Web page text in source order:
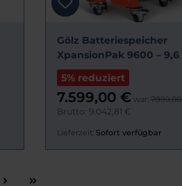
Gölz Batteriespeicher
XpansionPak 9600 –
5% reduziert
7.599,00 € war:
Brutto: 9.042,81 €
Lieferzeit: Sofort verfügbar